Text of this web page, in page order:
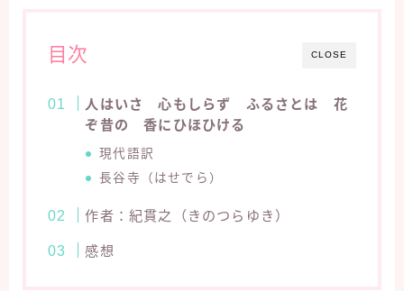
自己紹介＆プロフィール CLOSE
目次
人はいさ 心もしらず ふるさとは 花
ぞ昔の 香にひほひける
現代語訳
長谷寺（はせでら）
作者：紀貫之（きのつらゆき）
感想